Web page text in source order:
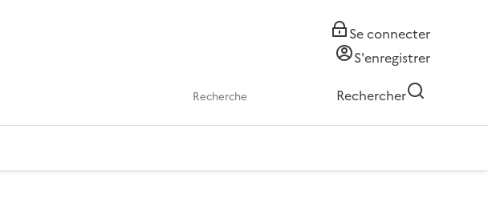
Se connecter
S'enregistrer
Rechercher